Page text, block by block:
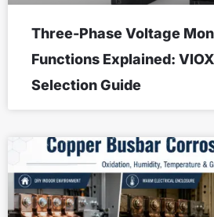
Three-Phase Voltage
Functions Explained:
Selection Guide